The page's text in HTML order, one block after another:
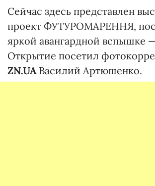
Сейчас здесь представлен
проект ФУТУРОМАРЕННЯ,
яркой авангардной вспышке
Открытие посетил
ZN.UAВасилий Артюшенко.